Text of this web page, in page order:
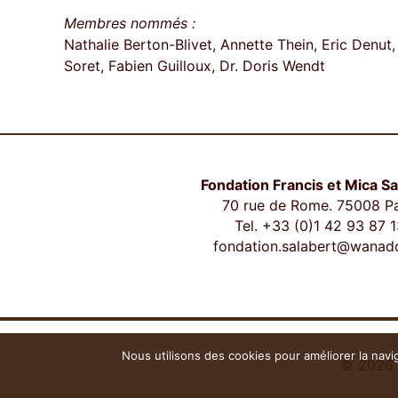
Membres nommés :
Nathalie Berton-Blivet, Annette Thein, Eric
Soret, Fabien Guilloux, Dr. Doris Wendt
Fondation Francis et Mica
70 rue de Rome. 75008
Tel. +33 (0)1 42 93 87
© 2026
Nous utilisons des cookies pour améliorer la